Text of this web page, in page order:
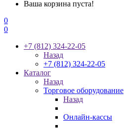
Ваша корзина пуста!
0
0
+7 (812) 324-22-05
Назад
+7 (812) 324-22-05
Каталог
Назад
Торговое оборудование
Назад
Онлайн-кассы